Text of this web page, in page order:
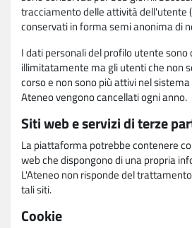
tracciamento delle attività dell'utente
conservati in forma semi anonima di
I dati personali del profilo utente sono
illimitatamente ma gli utenti che non
corso e non sono più attivi nel
Ateneo vengono cancellati ogni anno.
Siti web e servizi di terze
La piattaforma potrebbe contenere
web che dispongono di una propria
L'Ateneo non risponde del
tali siti.
Cookie